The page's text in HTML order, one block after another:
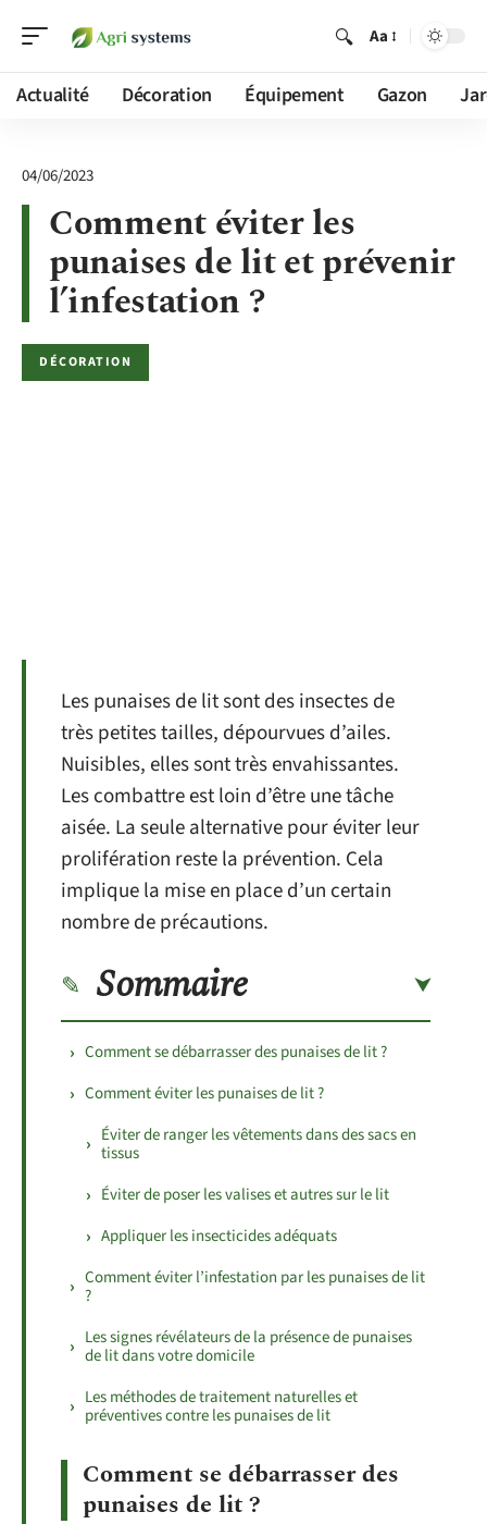
Aa
Actualité Décoration Équipement Gazon
04/06/2023
Comment éviter les
punaises de lit et prévenir
l’infestation ?
DÉCORATION
Les punaises de lit sont des insectes de
très petites tailles, dépourvues d’ailes.
Nuisibles, elles sont très envahissantes.
Les combattre est loin d’être une tâche
aisée. La seule alternative pour éviter leur
prolifération reste la prévention. Cela
implique la mise en place d’un certain
nombre de précautions.
Sommaire
Comment se débarrasser des punaises de lit ?
Comment éviter les punaises de lit ?
Éviter de ranger les vêtements dans des sacs en
tissus
Éviter de poser les valises et autres sur le lit
Appliquer les insecticides adéquats
Comment éviter l’infestation par les punaises de lit
?
Les signes révélateurs de la présence de punaises
de lit dans votre domicile
Les méthodes de traitement naturelles et
préventives contre les punaises de lit
Comment se débarrasser des
punaises de lit ?